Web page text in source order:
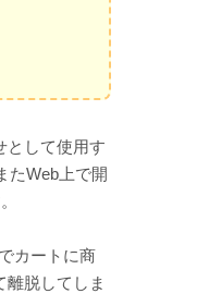
として使用す
たWeb上で開
カートに商
脱してしま